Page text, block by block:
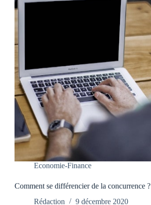
Economie-Finance
Comment se différencier de la concurrence ?
Rédaction
9 décembre 2020